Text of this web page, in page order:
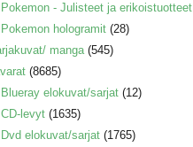
Pokemon - Julisteet ja erikoistuotteet
Pokemon hologramit (28)
manga (545)
(8685)
Blueray elokuvat/sarjat (12)
CD-levyt (1635)
Dvd elokuvat/sarjat (1765)